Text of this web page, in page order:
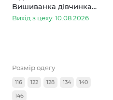
Вишиванка дівчинка
колоски
Вихід з цеху: 10.08.2026
Розмір одягу
116 122 128 134
140
146